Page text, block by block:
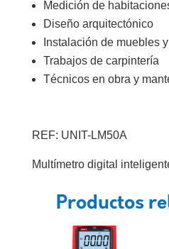
Medición de
Diseño arquitectónico
Instalación de muebles
Trabajos de carpintería
Técnicos en obra y
REF: UNIT-LM50A
Multímetro digital
Productos